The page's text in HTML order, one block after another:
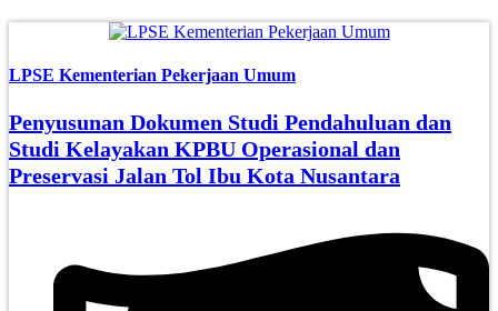
LPSE Kementerian Pekerjaan Umum
Penyusunan Dokumen Studi Pendahuluan dan
Studi Kelayakan KPBU Operasional dan
Preservasi Jalan Tol Ibu Kota Nusantara